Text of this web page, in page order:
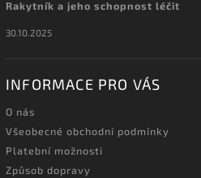
Rakytník a jeho schopnost léčit
30.10.2025
INFORMACE PRO VÁS
O nás
Všeobecné obchodní podmínky
Platební možnosti
Způsob dopravy